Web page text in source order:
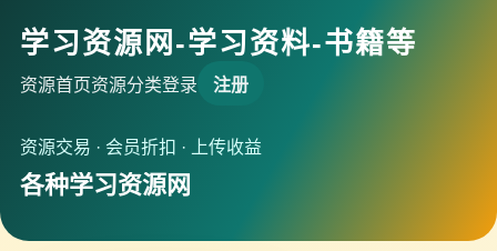
学习资源网-学习资料-书籍等
资源首页资源分类登录 注册
资源交易 · 会员折扣 · 上传收益
各种学习资源网